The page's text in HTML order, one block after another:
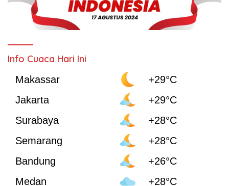
Info Cuaca Hari Ini
Makassar
+29°C
Jakarta
+29°C
Surabaya
+28°C
Semarang
+28°C
Bandung
+26°C
Medan
+28°C